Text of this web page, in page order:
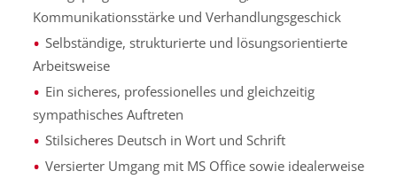
Kommunikationsstärke und Verhandlungsgeschick
Selbständige, strukturierte und lösungsorientierte
Arbeitsweise
Ein sicheres, professionelles und gleichzeitig
sympathisches Auftreten
Stilsicheres Deutsch in Wort und Schrift
Versierter Umgang mit MS Office sowie idealerweise